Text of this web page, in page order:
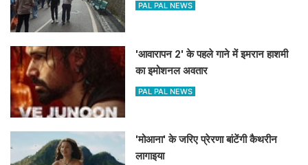
PAL PAL NEWS
'आवारापन 2' के पहले गाने में इमरान हाशमी
का इमोशनल अवतार
PAL PAL NEWS
'मोआना' के जरिए प्रेरणा बांटेंगी कैथरीन
लागाइया